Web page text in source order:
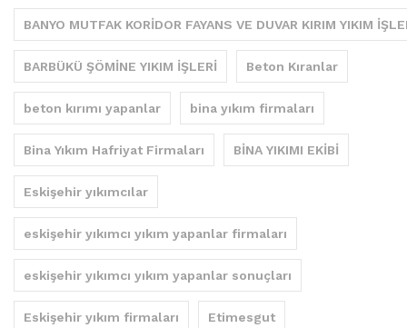
BANYO MUTFAK KORİDOR FAYANS VE DUVAR KIRIM YIKIM
BARBÜKÜ ŞÖMİNE YIKIM İŞLERİ Beton Kıranlar
beton kırımı yapanlar bina yıkım firmaları
Bina Yıkım Hafriyat Firmaları BİNA YIKIMI EKİBİ
Eskişehir yıkımcılar
eskişehir yıkımcı yıkım yapanlar firmaları
eskişehir yıkımcı yıkım yapanlar sonuçları
Eskişehir yıkım firmaları Etimesgut